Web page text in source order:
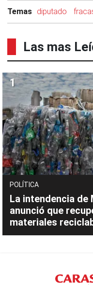
Temas diputado
Las mas
POLÍTICA
La intendencia de
anunció que
materiales